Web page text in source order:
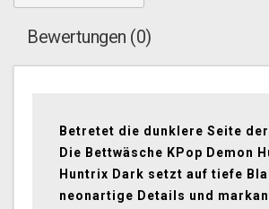
Bewertungen (0)
Betretet die dunklere Seite der
Die Bettwäsche KPop Demon
Huntrix Dark setzt auf tiefe
neonartige Details und